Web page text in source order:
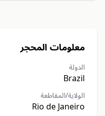
معلومات المحجر
الدولة
Brazil
الولاية/المقاطعة
Rio de Janeiro